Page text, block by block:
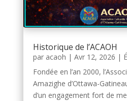
Historique de l’ACAOH
par acaoh | Avr 12, 2026 |
Fondée en l’an 2000,
Amazighe d’Ottawa-
d’un engagement fort de